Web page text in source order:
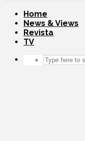
Home
News & Views
Revista
TV